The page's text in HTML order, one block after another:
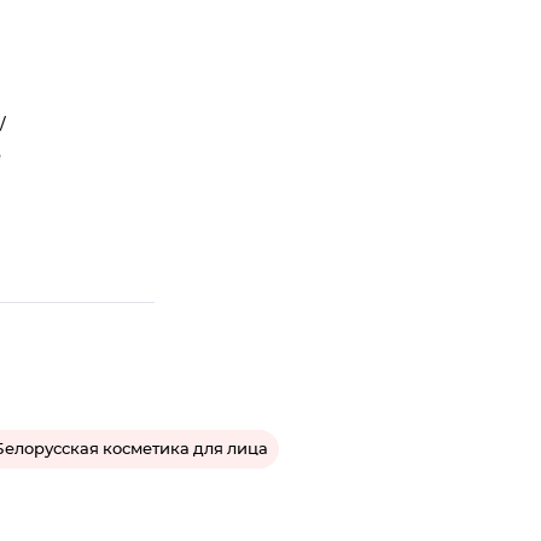
косметика для лица